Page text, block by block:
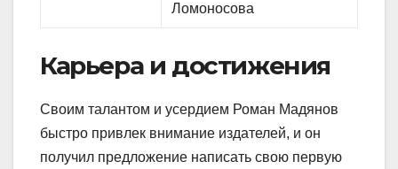
Ломоносова
Карьера и достижения
Своим талантом и усердием Роман Мадянов
быстро привлек внимание издателей, и он
получил предложение написать свою первую